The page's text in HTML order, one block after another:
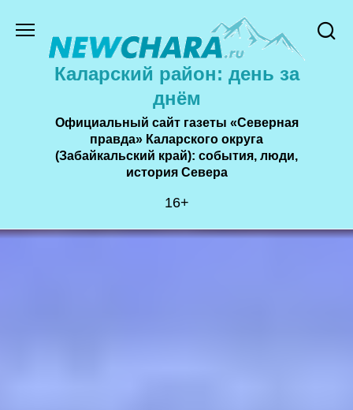
содержанию
Каларский район: день за
днём
Официальный сайт газеты «Северная
правда» Каларского округа
(Забайкальский край): события, люди,
история Cевера
16+